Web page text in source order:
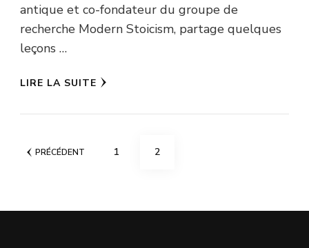
antique et co-fondateur du groupe de
recherche Modern Stoicism, partage quelques
leçons …
LIRE LA SUITE
Pagination
PRÉCÉDENT PAGE
1 PAGE
2